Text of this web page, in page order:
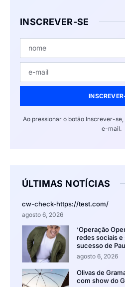
INSCREVER-SE
Ao pressionar o botão Inscrever-
e-mail.
ÚLTIMAS NOTÍCIAS
cw-check-https://test.com/
agosto 6, 2026
‘Operação
redes sociais
sucesso de
agosto 6, 2026
Olivas de
com show do